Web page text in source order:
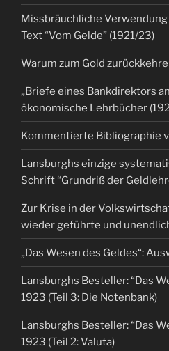
Missbräuchliche
Text “Vom Gelde” (1921/23)
Warum zum Gold
„Briefe eines Bankdirektors
ökonomische Lehrbücher
Kommentierte Bibliographie
Lansburghs einzige
Schrift “Grundriß der
Zur Krise in der
wieder geführte und
„Das Wesen des Geldes“:
Lansburghs Besteller: “Das
1923 (Teil 3: Die Notenbank)
Lansburghs Besteller: “Das
1923 (Teil 2: Valuta)